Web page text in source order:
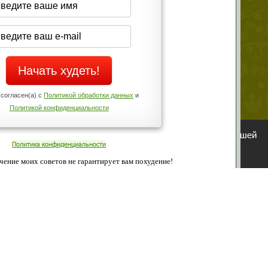
Нет
Телефоны службы поддержки
+7 (909) 421-77-27
cookies. Оставаясь с нами, вы соглашаетесь с нашей
Согласен